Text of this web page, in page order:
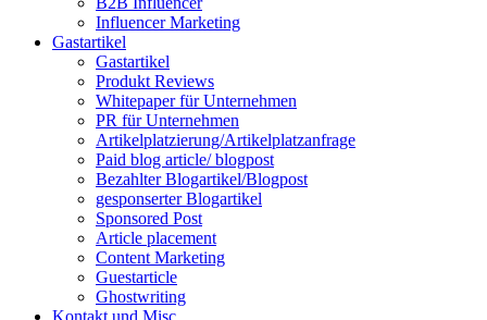
Influencer Marketing
Gastartikel
Gastartikel
Produkt Reviews
Whitepaper für Unternehmen
PR für Unternehmen
Artikelplatzierung/Artikelplatzanfrage
Paid blog article/ blogpost
Bezahlter Blogartikel/Blogpost
gesponserter Blogartikel
Sponsored Post
Article placement
Content Marketing
Guestarticle
Ghostwriting
Kontakt und Misc